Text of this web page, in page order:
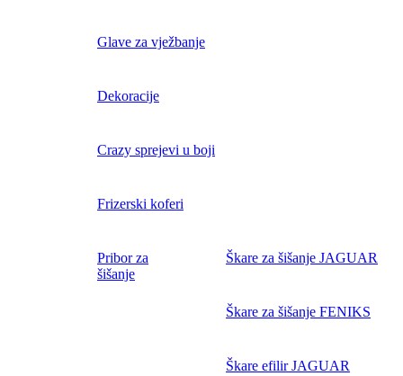
Glave za vježbanje
Dekoracije
Crazy sprejevi u boji
Frizerski koferi
Pribor za
šišanje
Škare za šišanje JAGUAR
Škare za šišanje FENIKS
Škare efilir JAGUAR